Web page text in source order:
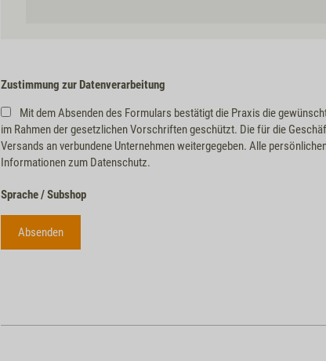
Zustimmung zur Datenverarbeitung
Mit dem Absenden des Formulars bestätigt die Praxis die
im Rahmen der gesetzlichen Vorschriften geschützt. Die für die
Versands an verbundene Unternehmen weitergegeben. Alle
Informationen zum Datenschutz.
Sprache / Subshop
Absenden